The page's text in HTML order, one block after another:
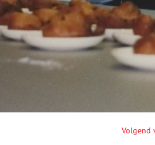
Volgend